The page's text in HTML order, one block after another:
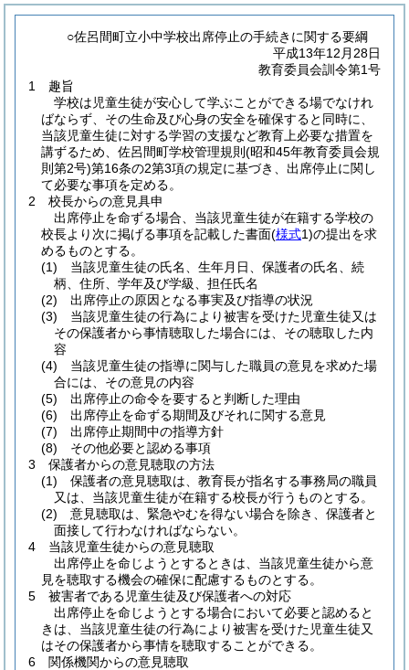
○佐呂間町立小中学校出席停止の手続きに関する要綱
平成13年12月28日
教育委員会訓令第1号
1 趣旨
学校は児童生徒が安心して学ぶことができる場でなけれ
ばならず、その生命及び心身の安全を確保すると同時に、
当該児童生徒に対する学習の支援など教育上必要な措置を
講ずるため、佐呂間町学校管理規則 (昭和45年教育委員会規
則第2号)第16条の2第3項の規定に基づき、出席停止に関し
て必要な事項を定める。
2 校長からの意見具申
出席停止を命ずる場合、当該児童生徒が在籍する学校の
校長より次に掲げる事項を記載した書面(様式1)の提出を求
めるものとする。
(1) 当該児童生徒の氏名、生年月日、保護者の氏名、続
柄、住所、学年及び学級、担任氏名
(2) 出席停止の原因となる事実及び指導の状況
(3) 当該児童生徒の行為により被害を受けた児童生徒又は
その保護者から事情聴取した場合には、その聴取した内
容
(4) 当該児童生徒の指導に関与した職員の意見を求めた場
合には、その意見の内容
(5) 出席停止の命令を要すると判断した理由
(6) 出席停止を命ずる期間及びそれに関する意見
(7) 出席停止期間中の指導方針
(8) その他必要と認める事項
3 保護者からの意見聴取の方法
(1) 保護者の意見聴取は、教育長が指名する事務局の職員
又は、当該児童生徒が在籍する校長が行うものとする。
(2) 意見聴取は、緊急やむを得ない場合を除き、保護者と
面接して行わなければならない。
4 当該児童生徒からの意見聴取
出席停止を命じようとするときは、当該児童生徒から意
見を聴取する機会の確保に配慮するものとする。
5 被害者である児童生徒及び保護者への対応
出席停止を命じようとする場合において必要と認めると
きは、当該児童生徒の行為により被害を受けた児童生徒又
はその保護者から事情を聴取することができる。
6 関係機関からの意見聴取